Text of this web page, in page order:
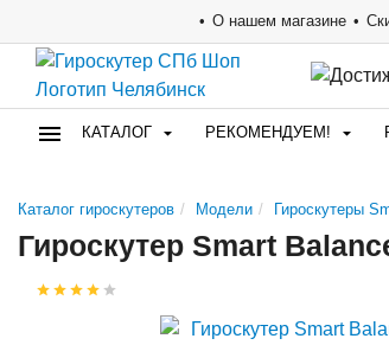
О нашем магазине
КАТАЛОГ РЕКОМЕНДУЕМ!
Каталог гироскутеров Модели Гироскутеры
Гироскутер Smart